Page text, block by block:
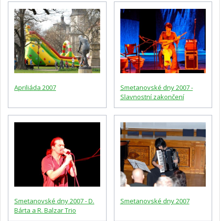
Apriliáda 2007
Smetanovské dny 2007 -
Slavnostní zakončení
Smetanovské dny 2007 - D.
Bárta a R. Balzar Trio
Smetanovské dny 2007